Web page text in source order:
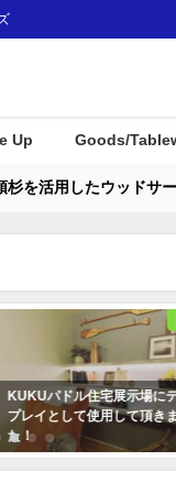
Up Goods/
杉を活用したウッドサ
沖縄に新登場のリゾート
「STORYLINE 瀬長島」
介！